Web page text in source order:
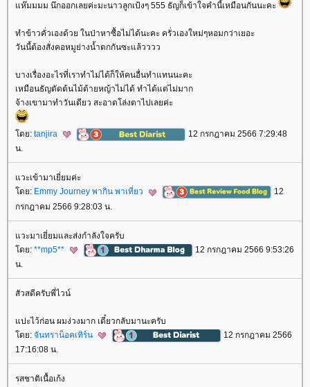
ห๊มมมม นึกออกเลยค่ะมะนาวลูกเป้งๆ 555 ธัญก็เข้าใจคำนี้เหมือนกันนะคะ
ทำข้าวคั่วเองด้วย ในป่าหาซื้อไม่ได้นะคะ ครั่วเองใหม่ๆหอมกว่าเยอะ
วันนี้ต้องสั่งคอหมูย่างน้ำตกกันซะแล้วววว
บางเรื่องอะไรที่เราทำไม่ได้ก็ให้คนอื่นทำแทนนะคะ
เหมือนธัญตัดต้นไม้ด้ายหญ้าไม่ได้ ทำได้แต่ไม่มาก
จ้างเขามาทำวันเดียว สะอาดโล่งตาไปเลยค่ะ
ดย: tanjira
12 กรกฎาคม 2566 7:29:48
น.
วะเข้ามาเยี่ยมค่ะ
ดย: Emmy Journey พากิน พาเที่ยว
12
กรกฎาคม 2566 9:28:03 น.
วะมาเยี่ยมและส่งกำลังใจครับ
ดย: **mp5**
12 กรกฎาคม 2566 9:53:26
น.
สัวสดีครับพี่ไวน์
ปะไว้ก่อน ผมง่วงมาก เดี๋ยวกลับมานะครับ
ดย: จันทราน็อคเทิร์น
12 กรกฎาคม 2566
17:16:08 น.
รสชาติเนื้อเก้ง